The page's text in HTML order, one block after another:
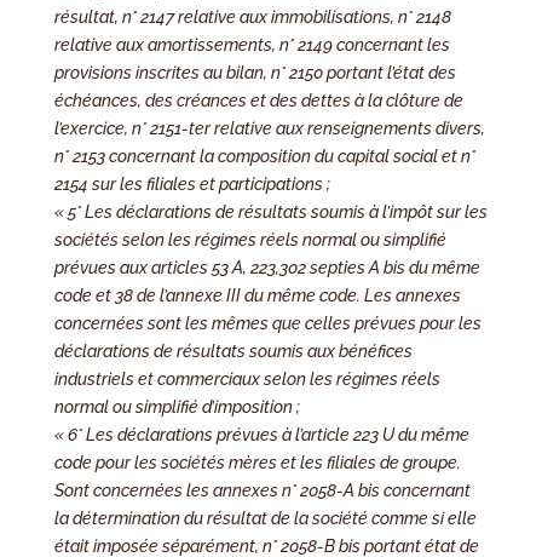
résultat, n° 2147 relative aux immobilisations, n° 2148
relative aux amortissements, n° 2149 concernant les
provisions inscrites au bilan, n° 2150 portant l’état des
échéances, des créances et des dettes à la clôture de
l’exercice, n° 2151-ter relative aux renseignements divers,
n° 2153 concernant la composition du capital social et n°
2154 sur les filiales et participations ;
« 5° Les déclarations de résultats soumis à l’impôt sur les
sociétés selon les régimes réels normal ou simplifié
prévues aux articles 53 A, 223,302 septies A bis du même
code et 38 de l’annexe III du même code. Les annexes
concernées sont les mêmes que celles prévues pour les
déclarations de résultats soumis aux bénéfices
industriels et commerciaux selon les régimes réels
normal ou simplifié d’imposition ;
« 6° Les déclarations prévues à l’article 223 U du même
code pour les sociétés mères et les filiales de groupe.
Sont concernées les annexes n° 2058-A bis concernant
la détermination du résultat de la société comme si elle
était imposée séparément, n° 2058-B bis portant état de